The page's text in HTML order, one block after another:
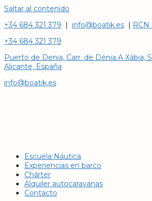
Saltar al contenido
+34 684 321 379 | info@boatik.es | RCN
+34 684 321 379
Puerto de Denia, Carr. de Dénia A Xábia,
Alicante, España
info@boatik.es
Escuela Náutica
Experiencias en barco
Chárter
Alquiler autocaravanas
Contacto